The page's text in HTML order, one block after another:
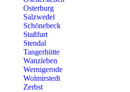
Osterburg
Salzwedel
Schönebeck
Staßfurt
Stendal
Tangerhütte
Wanzleben
Wernigerode
Wolmirstedt
Zerbst